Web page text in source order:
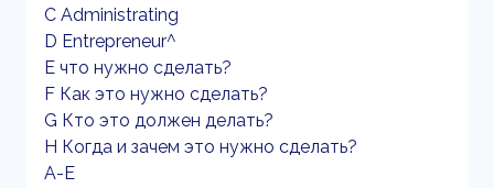
C Administrating
D Entrepreneur^
E что нужно сделать?
F Как это нужно сделать?
G Кто это должен делать?
H Когда и зачем это нужно сделать?
А-Е